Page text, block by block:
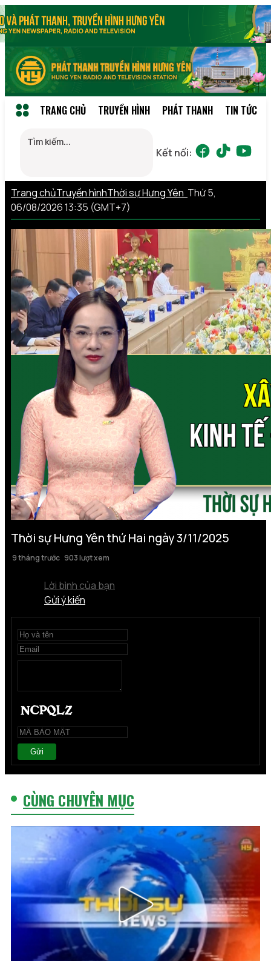
TRANG CHỦ TRUYỀN HÌNH PHÁT THANH TIN TỨC
Kết nối:
Trang chủTruyền hìnhThời sự Hưng Yên Thứ 5,
06/08/2026 13:35 (GMT+7)
Thời sự Hưng Yên thứ Hai ngày 3/11/2025
9 tháng trước 903 lượt xem
Lời bình của bạn
Gửi ý kiến
Gửi
CÙNG CHUYÊN MỤC